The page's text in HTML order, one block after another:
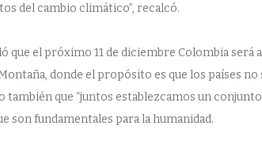
del cambio climático”, recalcó.
que el próximo 11 de diciembre Colombia será
donde el propósito es que los países
también que “juntos establezcamos un
son fundamentales para la humanidad.